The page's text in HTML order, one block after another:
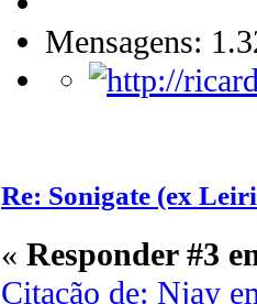
Mensagens:
Re: Sonigate (ex
« Responder #3
Citação de: Njay